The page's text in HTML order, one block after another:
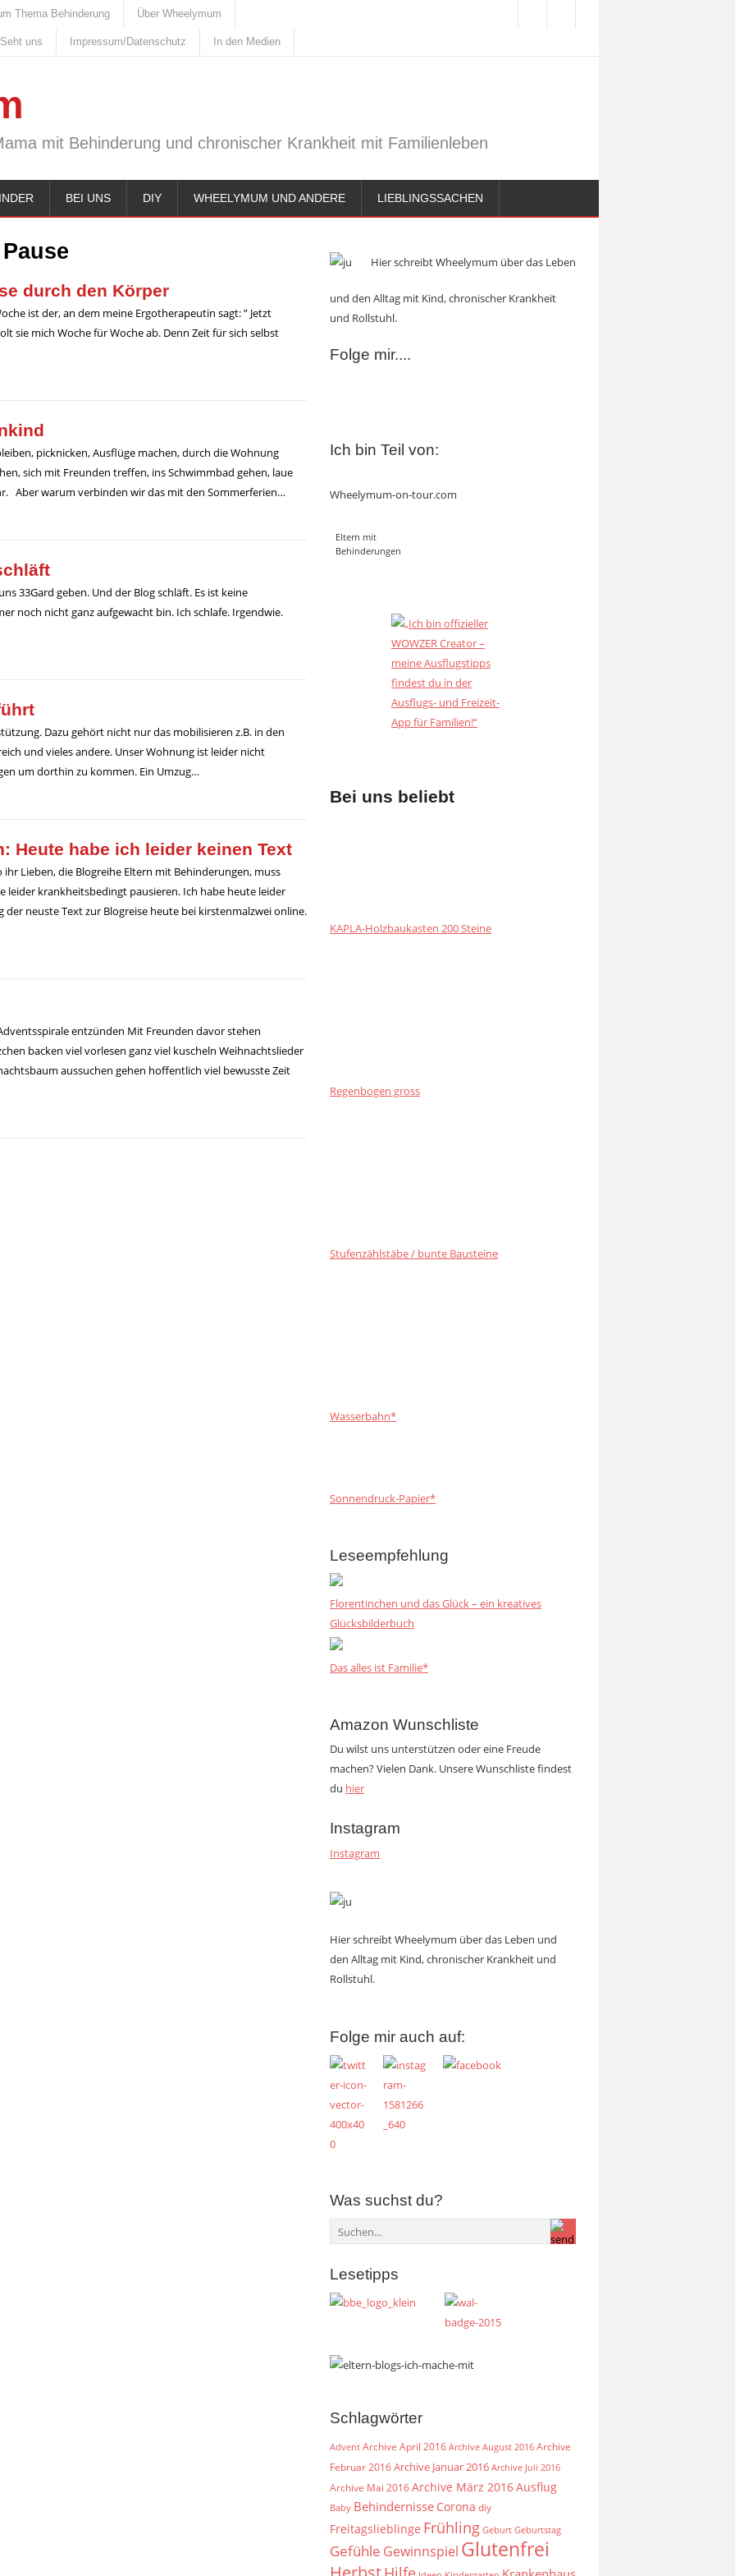
Thema Behinderung Über Wheelymum
uns Impressum/Datenschutz In den Medien
mit Behinderung und chronischer Krankheit mit Familienleben
BEI UNS DIY WHEELYMUM UND ANDERE LIEBLINGSSACHEN
Pause
durch den Körper
ist der, an dem meine Ergotherapeutin sagt: ” Jetzt
sie mich Woche für Woche ab. Denn Zeit für sich selbst
picknicken, Ausflüge machen, durch die Wohnung
sich mit Freunden treffen, ins Schwimmbad gehen, laue
Aber warum verbinden wir das mit den Sommerferien…
33Gard geben. Und der Blog schläft. Es ist keine
noch nicht ganz aufgewacht bin. Ich schlafe. Irgendwie.
Dazu gehört nicht nur das mobilisieren z.B. in den
und vieles andere. Unser Wohnung ist leider nicht
um dorthin zu kommen. Ein Umzug…
Heute habe ich leider keinen Text
ihr Lieben, die Blogreihe Eltern mit Behinderungen, muss
leider krankheitsbedingt pausieren. Ich habe heute leider
der neuste Text zur Blogreise heute bei kirstenmalzwei online.
entzünden Mit Freunden davor stehen
backen viel vorlesen ganz viel kuscheln Weihnachtslieder
aussuchen gehen hoffentlich viel bewusste Zeit
Hier schreibt Wheelymum über das Leben
und den Alltag mit Kind, chronischer Krankheit
und Rollstuhl.
Folge mir....
Ich bin Teil von:
Wheelymum-on-tour.com
Eltern mit
Behinderungen
Bei uns beliebt
KAPLA-Holzbaukasten 200 Steine
Regenbogen gross
Stufenzählstäbe / bunte Bausteine
Wasserbahn*
Sonnendruck-Papier*
Leseempfehlung
Florentinchen und das Glück – ein kreatives
Glücksbilderbuch
Das alles ist Familie*
Amazon Wunschliste
Du wilst uns unterstützen oder eine Freude
machen? Vielen Dank. Unsere Wunschliste findest
du hier
Instagram
Instagram
Hier schreibt Wheelymum über das Leben und
den Alltag mit Kind, chronischer Krankheit und
Rollstuhl.
Folge mir auch auf:
Was suchst du?
Lesetipps
Schlagwörter
Advent Archive April 2016 Archive August 2016 Archive
Februar 2016Archive Januar 2016 Archive Juli 2016
Archive Mai 2016Archive März 2016Ausflug
Baby Behindernisse Corona diy
Freitagslieblinge Frühling Geburt Geburtstag
Gefühle Gewinnspiel Glutenfrei